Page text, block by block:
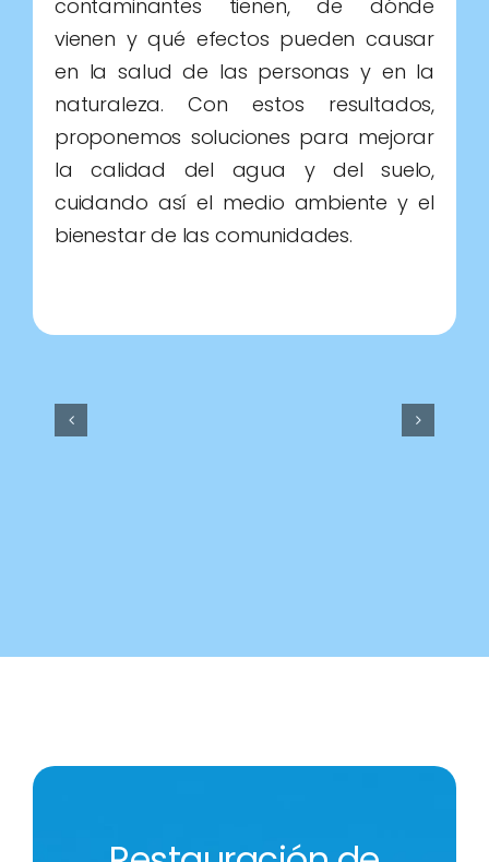
contaminantes tienen, de dónde
vienen y qué efectos pueden causar
en la salud de las personas y en la
naturaleza. Con estos resultados,
proponemos soluciones para mejorar
la calidad del agua y del suelo,
cuidando así el medio ambiente y el
bienestar de las comunidades.